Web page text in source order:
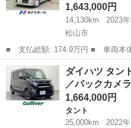
1,643,000円
14,130km
2023年
松山市
■ 支払総額: 174.9万円 ■ 車両本体価格： 1,643,000 円 ■ メーカ
ー名： ダイハツ ■ 車種名： ム
名： ストライプスＧターボ 純
ドア バック...
愛媛 松山市 ダイハツ
ダイハツ タン
／バックカメ
1,664,000円
タント
25,000km
2022年